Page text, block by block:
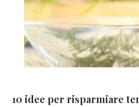
10 idee per risparmiare